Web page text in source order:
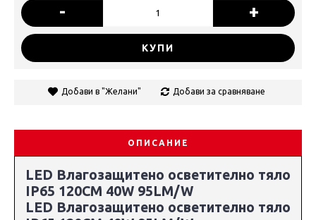
- +
КУПИ
Добави в "Желани" Добави за сравняване
ОПИСАНИЕ
LED Влагозащитено осветително тяло
IP65 120CM 40W 95LM/W
LED Влагозащитено осветително тяло